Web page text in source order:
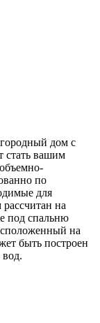
дом с
стать вашим
по
для
на
под спальню
на
быть построен